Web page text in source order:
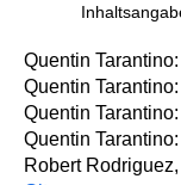
Quentin Tarantino:
Quentin Tarantino:
Quentin Tarantino:
Quentin Tarantino:
Robert